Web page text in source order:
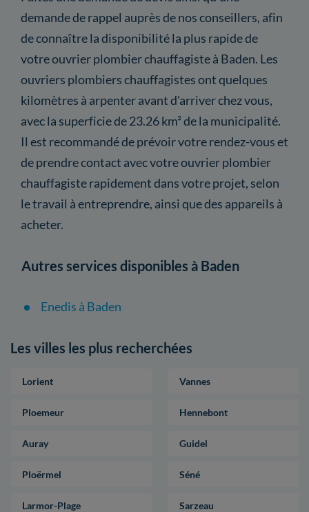
demande de rappel auprès de nos conseillers, afin
de connaître la disponibilité la plus rapide de
votre ouvrier plombier chauffagiste à Baden. Les
ouvriers plombiers chauffagistes ont quelques
kilomètres à arpenter avant d'arriver chez vous,
avec la superficie de 23.26 km² de la municipalité.
Il est recommandé de prévoir votre rendez-vous et
de prendre contact avec votre ouvrier plombier
chauffagiste rapidement dans votre projet, selon
le travail à entreprendre, ainsi que des appareils à
acheter.
Autres services disponibles à Baden
Enedis à Baden
Les villes les plus recherchées
Lorient Vannes
Ploemeur Hennebont
Auray Guidel
Ploërmel Séné
Larmor-Plage Sarzeau